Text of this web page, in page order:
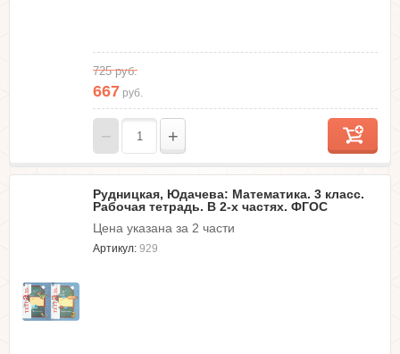
725руб.
667 руб.
− +
Рудницкая, Юдачева: Математика. 3 класс.
Рабочая тетрадь. В 2-х частях. ФГОС
Цена указана за 2 части
Артикул: 929